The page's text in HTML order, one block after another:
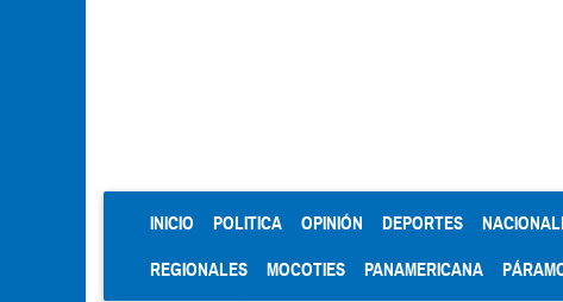
INICIO (CURRENT)
POLITICA OPINIÓN DEPORTES
REGIONALES MOCOTIES PANAMERICANA